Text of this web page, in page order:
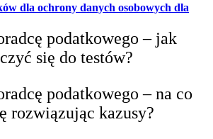
dla ochrony danych osobowych dla
się w nowej karcie
podatkowego – jak
się do testów?
podatkowego – na co
rozwiązując kazusy?